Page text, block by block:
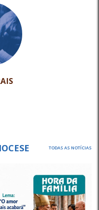
TODAS AS NOTÍCIAS